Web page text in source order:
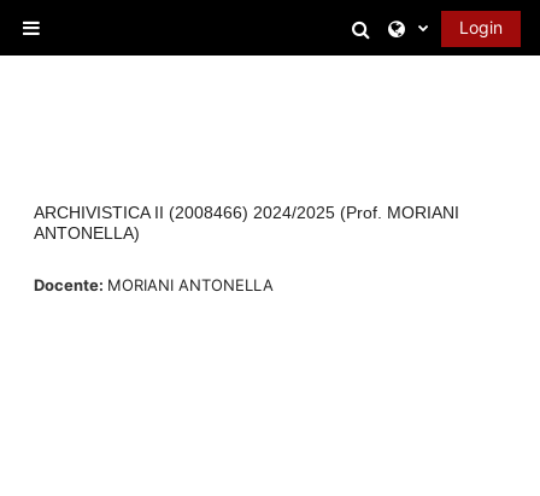
Attiva/disattiva
Login
ARCHIVISTICA II (2008466) 2024/2025 (Prof. MORIANI
ANTONELLA)
Docente: MORIANI ANTONELLA